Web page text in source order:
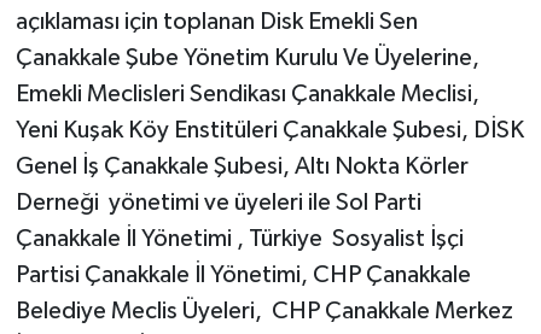
açıklaması için toplanan Disk Emekli Sen
Çanakkale Şube Yönetim Kurulu Ve Üyelerine,
Emekli Meclisleri Sendikası Çanakkale Meclisi,
Yeni Kuşak Köy Enstitüleri Çanakkale Şubesi, DİSK
Genel İş Çanakkale Şubesi, Altı Nokta Körler
Derneği yönetimi ve üyeleri ile Sol Parti
Çanakkale İl Yönetimi , Türkiye Sosyalist İşçi
Partisi Çanakkale İl Yönetimi, CHP Çanakkale
Belediye Meclis Üyeleri, CHP Çanakkale Merkez